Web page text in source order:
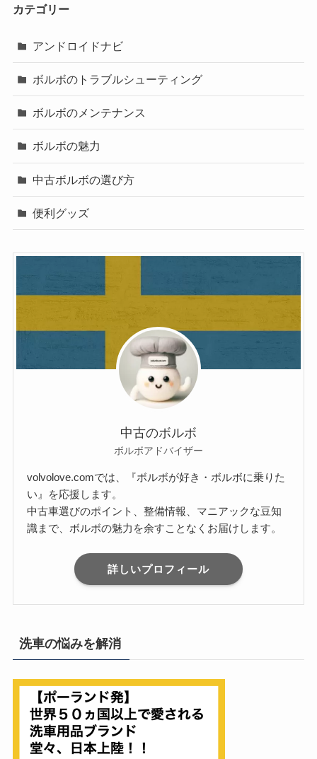
カテゴリー
アンドロイドナビ
ボルボのトラブルシューティング
ボルボのメンテナンス
ボルボの魅力
中古ボルボの選び方
便利グッズ
中古のボルボ
ボルボアドバイザー
volvolove.comでは、『ボルボが好き・ボルボに乗りた
い』を応援します。
中古車選びのポイント、整備情報、マニアックな豆知
識まで、ボルボの魅力を余すことなくお届けします。
詳しいプロフィール
洗車の悩みを解消